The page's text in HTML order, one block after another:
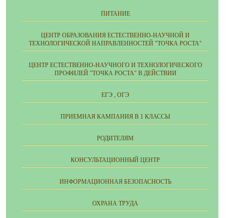
ПИТАНИЕ
ЦЕНТР ОБРАЗОВАНИЯ ЕСТЕСТВЕННО-НАУЧНОЙ И
ТЕХНОЛОГИЧЕСКОЙ НАПРАВЛЕННОСТЕЙ "ТОЧКА РОСТА"
ЦЕНТР ЕСТЕСТВЕННО-НАУЧНОГО И ТЕХНОЛОГИЧЕСКОГО
ПРОФИЛЕЙ "ТОЧКА РОСТА" В ДЕЙСТВИИ
ЕГЭ , ОГЭ
ПРИЕМНАЯ КАМПАНИЯ В 1 КЛАССЫ
РОДИТЕЛЯМ
КОНСУЛЬТАЦИОННЫЙ ЦЕНТР
ИНФОРМАЦИОННАЯ БЕЗОПАСНОСТЬ
ОХРАНА ТРУДА